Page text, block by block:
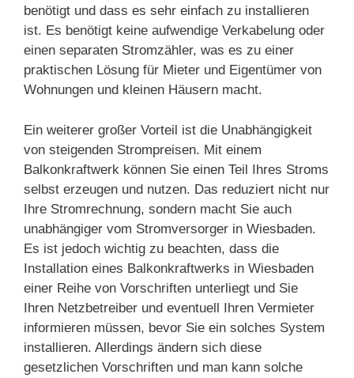
benötigt und dass es sehr einfach zu installieren
ist. Es benötigt keine aufwendige Verkabelung oder
einen separaten Stromzähler, was es zu einer
praktischen Lösung für Mieter und Eigentümer von
Wohnungen und kleinen Häusern macht.
Ein weiterer großer Vorteil ist die Unabhängigkeit
von steigenden Strompreisen. Mit einem
Balkonkraftwerk können Sie einen Teil Ihres Stroms
selbst erzeugen und nutzen. Das reduziert nicht nur
Ihre Stromrechnung, sondern macht Sie auch
unabhängiger vom Stromversorger in Wiesbaden.
Es ist jedoch wichtig zu beachten, dass die
Installation eines Balkonkraftwerks in Wiesbaden
einer Reihe von Vorschriften unterliegt und Sie
Ihren Netzbetreiber und eventuell Ihren Vermieter
informieren müssen, bevor Sie ein solches System
installieren. Allerdings ändern sich diese
gesetzlichen Vorschriften und man kann solche